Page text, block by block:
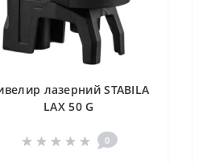
лазерний STABILA
LAX 50 G
0